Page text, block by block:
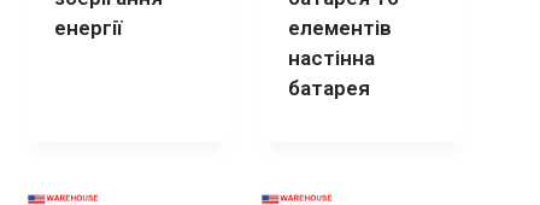
енергії
елементів
настінна
батарея